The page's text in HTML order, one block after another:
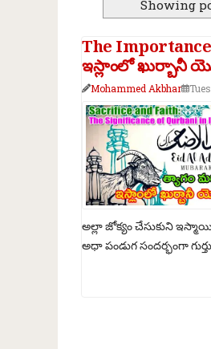
Showing
The
ఇస్లాంలో ఖుర్బానీ
Mohammed Akbhar
అల్లా జోక్యం చేసుకుని
అధా పండుగ సందర్భంగా